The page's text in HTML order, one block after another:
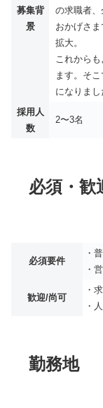
募集背
景
の求職者、
おかげさ
拡大。
これから
ます。そ
になりま
採用人
数
2〜3名
必須・歓
必須要件
・
・
歓迎/尚可
・
・
勤務地